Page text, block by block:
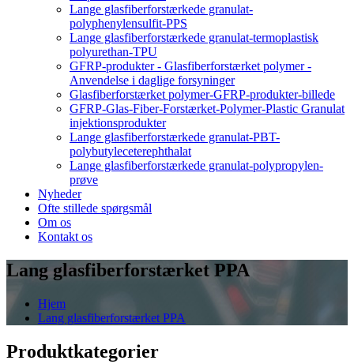
Lange glasfiberforstærkede granulat-
polyphenylensulfit-PPS
Lange glasfiberforstærkede granulat-termoplastisk
polyurethan-TPU
GFRP-produkter - Glasfiberforstærket polymer -
Anvendelse i daglige forsyninger
Glasfiberforstærket polymer-GFRP-produkter-billede
GFRP-Glas-Fiber-Forstærket-Polymer-Plastic Granulat
injektionsprodukter
Lange glasfiberforstærkede granulat-PBT-
polybutyleceterephthalat
Lange glasfiberforstærkede granulat-polypropylen-
prøve
Nyheder
Ofte stillede spørgsmål
Om os
Kontakt os
Lang glasfiberforstærket PPA
Hjem
Lang glasfiberforstærket PPA
Produktkategorier